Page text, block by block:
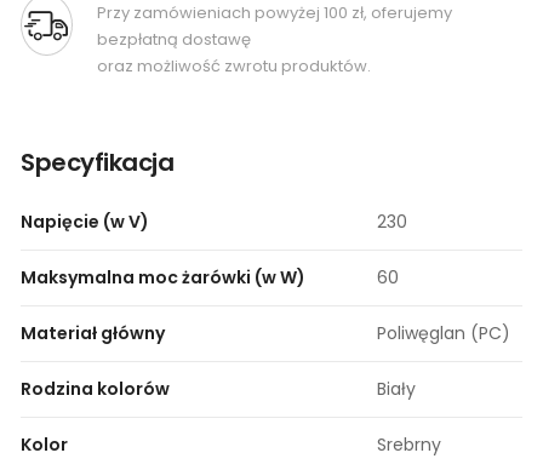
Przy zamówieniach powyżej 100 zł, oferujemy
bezpłatną dostawę
oraz możliwość zwrotu produktów.
Specyfikacja
Napięcie (w V) 230
Maksymalna moc żarówki (w W) 60
Materiał główny Poliwęglan (PC)
Rodzina kolorów Biały
Kolor Srebrny